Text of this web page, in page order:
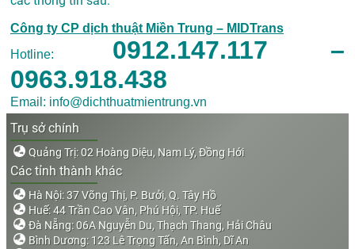
Công ty CP dịch thuật Miền Trung – MIDTrans
Hotline: 0912.147.117 –
0963.918.438
Email: info@dichthuatmientrung.vn
Trụ sở chính
Quảng Trị: 02 Hoàng Diệu, Nam Lý, Đồng Hới
Các tỉnh thành khác
Hà Nội: 37 Võng Thị, P. Bưởi, Q. Tây Hồ
Huế: 44 Trần Cao Vân, Phú Hội, TP. Huế
Đà Nẵng: 06A Nguyễn Du, Thạch Thang, Hải Châu
Bình Dương: 123 Lê Trọng Tấn, An Bình, Dĩ An